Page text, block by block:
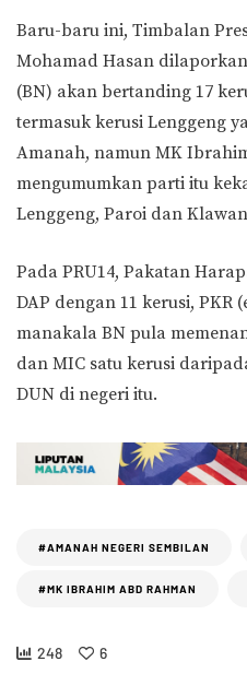
Baru-baru ini, Timbalan
Mohamad Hasan
(BN) akan bertanding 17
termasuk kerusi Lenggeng
Amanah, namun MK
mengumumkan parti itu
Lenggeng, Paroi dan
Pada PRU14, Pakatan
DAP dengan 11 kerusi, PKR
manakala BN pula
dan MIC satu kerusi
DUN di negeri itu.
#AMANAH NEGERI SEMBILAN
#MK IBRAHIM ABD RAHMAN
248 6